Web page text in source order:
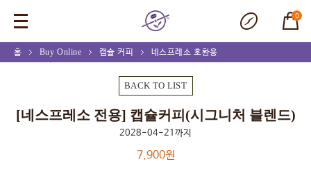
0
홈 Buy Online 캡슐 커피 네스프레소 호환용
BACK TO LIST
[네스프레소 전용] 캡슐커피(시그니처 블렌드)
2028-04-21까지
7,900원